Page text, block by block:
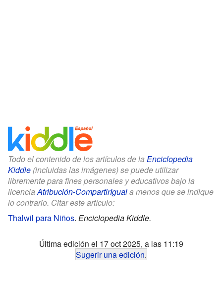
Todo el contenido de los artículos de la Enciclopedia
Kiddle (incluidas las imágenes) se puede utilizar
libremente para fines personales y educativos bajo la
licenciaAtribución-CompartirIguala menos que se indique
lo contrario. Citar este artículo:
Thalwil para Niños. Enciclopedia Kiddle.
Última edición el 17 oct 2025, a las 11:19
Sugerir una edición.